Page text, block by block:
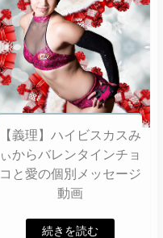
【義理】ハイビスカスみ
ぃからバレンタインチョ
コと愛の個別メッセージ
動画
続きを読む